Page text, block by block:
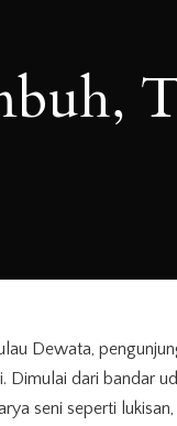
Dewata,
Dimulai dari bandar
seni seperti